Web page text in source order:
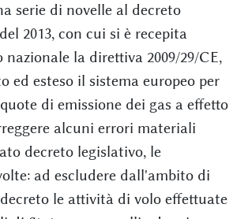
serie di novelle al decreto
2013, con cui si è recepita
la direttiva 2009/29/CE,
ed esteso il sistema europeo per
di emissione dei gas a effetto
alcuni errori materiali
decreto legislativo, le
ad escludere dall'ambito di
le attività di volo effettuate